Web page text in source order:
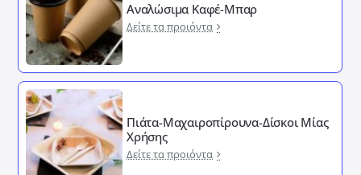
Αναλώσιμα Καφέ-Μπαρ
Δείτε τα προιόντα
Πιάτα-Μαχαιροπίρουνα-Δίσκοι Μίας
Χρήσης
Δείτε τα προιόντα